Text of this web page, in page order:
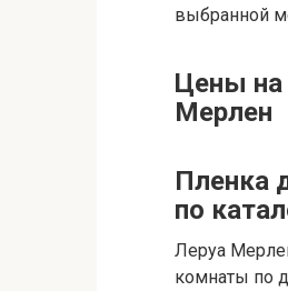
выбранной
Цены на
Мерлен
Пленка
по
Леруа
комнаты по